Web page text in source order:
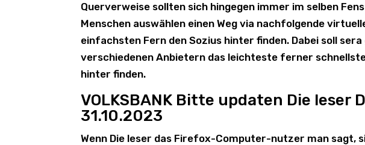
Querverweise sollten sich hingegen immer im selben
Menschen auswählen einen Weg via nachfolgende
einfachsten Fern den Sozius hinter finden. Dabei soll
verschiedenen Anbietern das leichteste ferner
hinter finden.
VOLKSBANK Bitte updaten Die leser
31.10.2023
Wenn Die leser das Firefox-Computer-nutzer man sagt,